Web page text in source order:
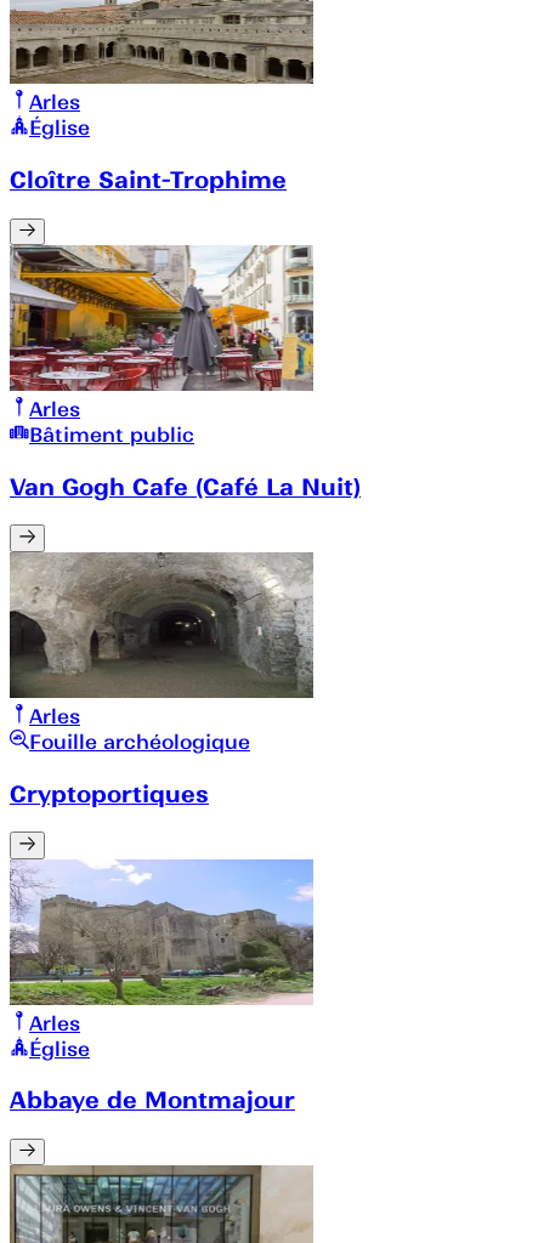
Arles
Église
Cloître Saint-Trophime
Arles
Bâtiment public
Van Gogh Cafe (Café La Nuit)
Arles
Fouille archéologique
Cryptoportiques
Arles
Église
Abbaye de Montmajour